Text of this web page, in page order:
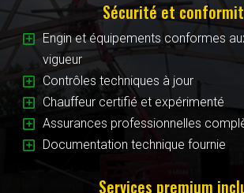
Sécurité et
Y Engin et équipements conformes
vigueur
Y Contrôles techniques à jour
Y Chauffeur certifié et expérimenté
Y Assurances professionnelles
Y Documentation technique fournie
Services premium